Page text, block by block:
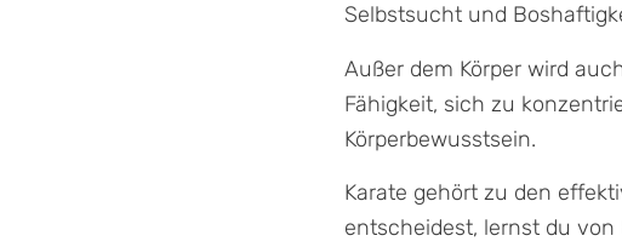
Selbstsucht und
Außer dem Körper wird
Fähigkeit, sich zu
Körperbewusstsein.
Karate gehört zu den
entscheidest, lernst du